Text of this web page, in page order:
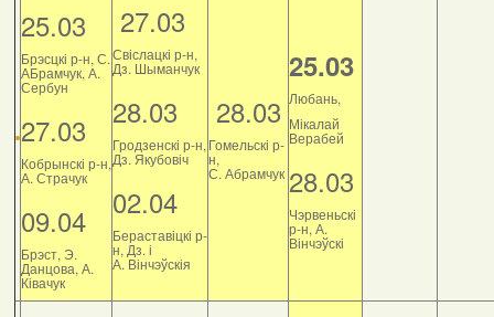
25.03
Брэсцкі р-н, С.
АБрамчук, А.
Сербун
27.03
Кобрынскі р-н,
А. Страчук
09.04
Брэст, Э.
Данцова, А.
Ківачук
27.03
Свіслацкі р-н,
Дз. Шыманчук
28.03
Гродзенскі р-н,
Дз. Якубовіч
02.04
Бераставіцкі р-
н, Дз. і
А. Вінчэўскія
28.03
Гомельскі р-
н,
С. Абрамчук
25.03
Любань,
Мікалай
Верабей
28.03
Чэрвеньскі
р-н, А.
Вінчэўскі